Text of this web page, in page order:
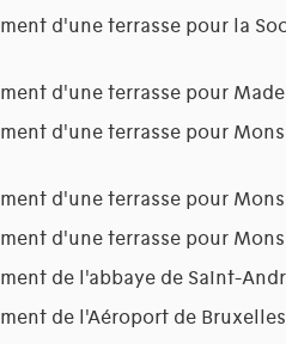
d'une terrasse pour la
d'une terrasse pour
d'une terrasse pour
d'une terrasse pour
d'une terrasse pour
de l'abbaye de Saint-
de l'Aéroport de